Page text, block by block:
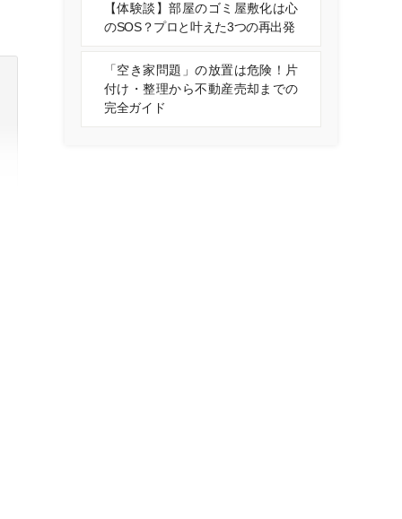
【体験談】部屋のゴミ屋敷化は心
のSOS？プロと叶えた3つの再出発
「空き家問題」の放置は危険！片
付け・整理から不動産売却までの
完全ガイド